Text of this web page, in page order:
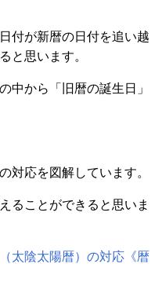
付が新暦の日付を追い越
と思います。
中から「旧暦の誕生日」
対応を図解しています。
ることができると思いま
太陰太陽暦）の対応《暦